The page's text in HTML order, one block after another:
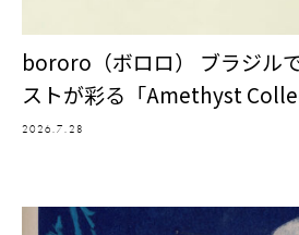
bororo（ボロロ） ブラジル
ストが彩る「Amethyst
2026.7.28